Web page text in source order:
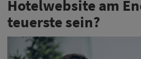
Hotelwebsite am
teuerste sein?